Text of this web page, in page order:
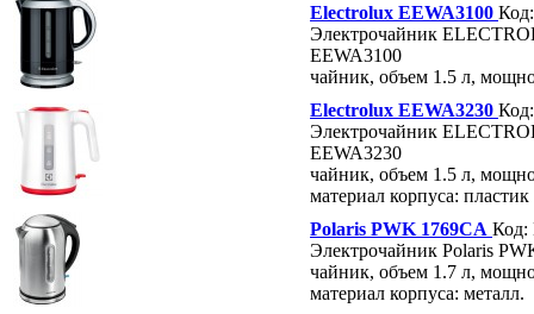
Electrolux EEWA3100
Электрочайник
EEWA3100
чайник, объем 1.5 л,
Electrolux EEWA3230
Электрочайник
EEWA3230
чайник, объем 1.5 л,
материал корпуса: пластик
Polaris PWK 1769CА Код:
Электрочайник Polaris
чайник, объем 1.7 л,
материал корпуса: металл.